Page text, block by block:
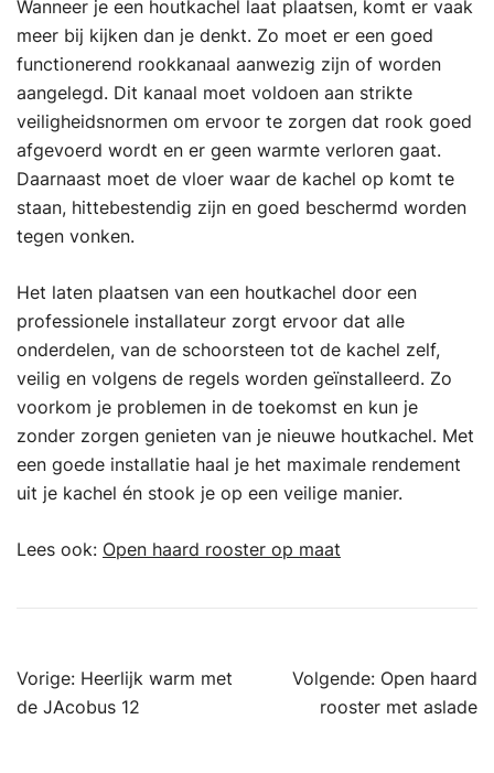
Wanneer je een houtkachel laat plaatsen, komt er vaak
meer bij kijken dan je denkt. Zo moet er een goed
functionerend rookkanaal aanwezig zijn of worden
aangelegd. Dit kanaal moet voldoen aan strikte
veiligheidsnormen om ervoor te zorgen dat rook goed
afgevoerd wordt en er geen warmte verloren gaat.
Daarnaast moet de vloer waar de kachel op komt te
staan, hittebestendig zijn en goed beschermd worden
tegen vonken.
Het laten plaatsen van een houtkachel door een
professionele installateur zorgt ervoor dat alle
onderdelen, van de schoorsteen tot de kachel zelf,
veilig en volgens de regels worden geïnstalleerd. Zo
voorkom je problemen in de toekomst en kun je
zonder zorgen genieten van je nieuwe houtkachel. Met
een goede installatie haal je het maximale rendement
uit je kachel én stook je op een veilige manier.
Lees ook: Open haard rooster op maat
Bericht
navigatie
Vorige: Heerlijk warm met
de JAcobus 12
Volgende: Open haard
rooster met aslade